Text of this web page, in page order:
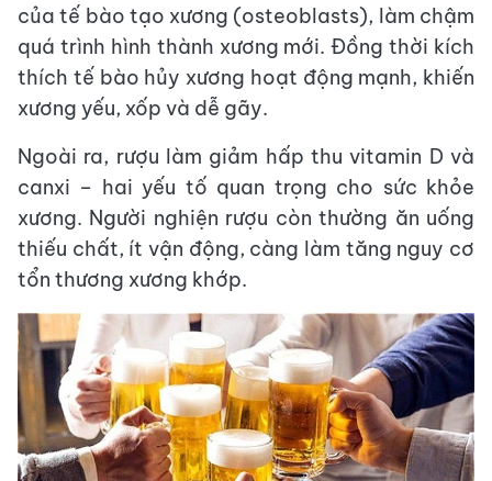
của tế bào tạo xương (osteoblasts), làm chậm
quá trình hình thành xương mới. Đồng thời kích
thích tế bào hủy xương hoạt động mạnh, khiến
xương yếu, xốp và dễ gãy.
Ngoài ra, rượu làm giảm hấp thu vitamin D và
canxi – hai yếu tố quan trọng cho sức khỏe
xương. Người nghiện rượu còn thường ăn uống
thiếu chất, ít vận động, càng làm tăng nguy cơ
tổn thương xương khớp.